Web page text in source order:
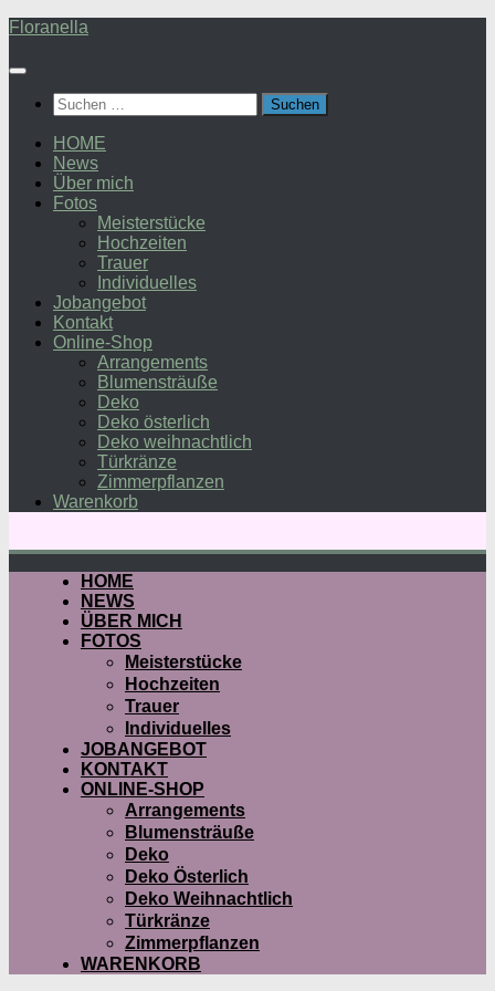
Zum
springen
Floranella
Suchen
nach:
HOME
News
Über mich
Fotos
Meisterstücke
Hochzeiten
Trauer
Individuelles
Jobangebot
Kontakt
Online-Shop
Arrangements
Blumensträuße
Deko
Deko österlich
Deko weihnachtlich
Türkränze
Zimmerpflanzen
Warenkorb
HOME
NEWS
ÜBER MICH
FOTOS
Meisterstücke
Hochzeiten
Trauer
Individuelles
JOBANGEBOT
KONTAKT
ONLINE-SHOP
Arrangements
Blumensträuße
Deko
Deko Österlich
Deko Weihnachtlich
Türkränze
Zimmerpflanzen
WARENKORB